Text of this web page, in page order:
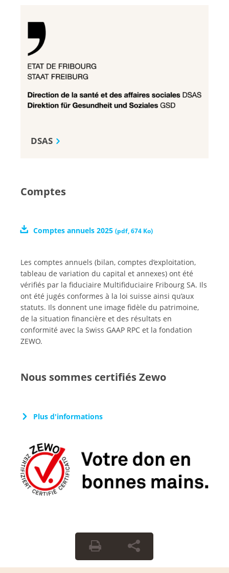
DSAS
Comptes
Comptes annuels 2025 (pdf,674 Ko)
Les comptes annuels (bilan, comptes d’exploitation,
tableau de variation du capital et annexes) ont été
vérifiés par la fiduciaire Multifiduciaire Fribourg SA. Ils
ont été jugés conformes à la loi suisse ainsi qu’aux
statuts. Ils donnent une image fidèle du patrimoine,
de la situation financière et des résultats en
conformité avec la Swiss GAAP RPC et la fondation
ZEWO.
Nous sommes certifiés Zewo
Plus d'informations